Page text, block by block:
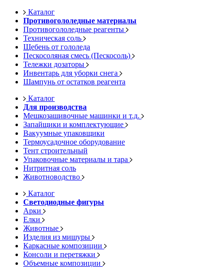
Каталог
Противогололедные материалы
Противогололедные реагенты
Техническая соль
Щебень от гололеда
Пескосоляная смесь (Пескосоль)
Тележки дозаторы
Инвентарь для уборки снега
Шампунь от остатков реагента
Каталог
Для производства
Мешкозашивочные машинки и т.д.
Запайщики и комплектующие
Вакуумные упаковщики
Термоусадочное оборудование
Тент строительный
Упаковочные материалы и тара
Нитритная соль
Животноводство
Каталог
Светодиодные фигуры
Арки
Елки
Животные
Изделия из мишуры
Каркасные композиции
Консоли и перетяжки
Объемные композиции